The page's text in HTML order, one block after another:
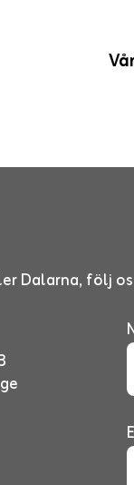
Dalarna, följ